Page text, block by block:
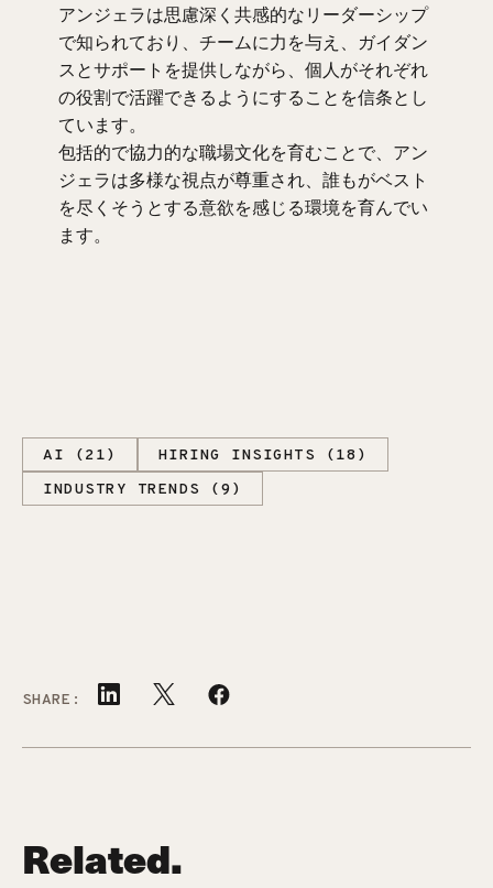
アンジェラは思慮深く共感的なリーダーシップ
で知られており、チームに力を与え、ガイダン
スとサポートを提供しながら、個人がそれぞれ
の役割で活躍できるようにすることを信条とし
ています。
包括的で協力的な職場文化を育むことで、アン
ジェラは多様な視点が尊重され、誰もがベスト
を尽くそうとする意欲を感じる環境を育んでい
ます。
AI (21)
HIRING INSIGHTS (18)
INDUSTRY TRENDS (9)
SHARE:
Related.